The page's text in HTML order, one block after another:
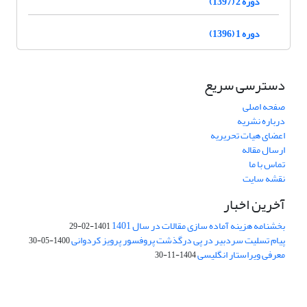
دوره 1 (1396)
دسترسی سریع
صفحه اصلی
درباره نشریه
اعضای هیات تحریریه
ارسال مقاله
تماس با ما
نقشه سایت
آخرین اخبار
بخشنامه هزینه آماده سازی مقالات در سال 1401 1401-02-29
پیام تسلیت سردبیر در پی درگذشت پروفسور پرویز کردوانی1400-05-30
معرفی ویراستار انگلیسی1404-11-30